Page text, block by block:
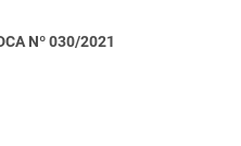
Nº 030/2021